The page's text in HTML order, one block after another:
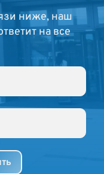
ниже, наш
на все